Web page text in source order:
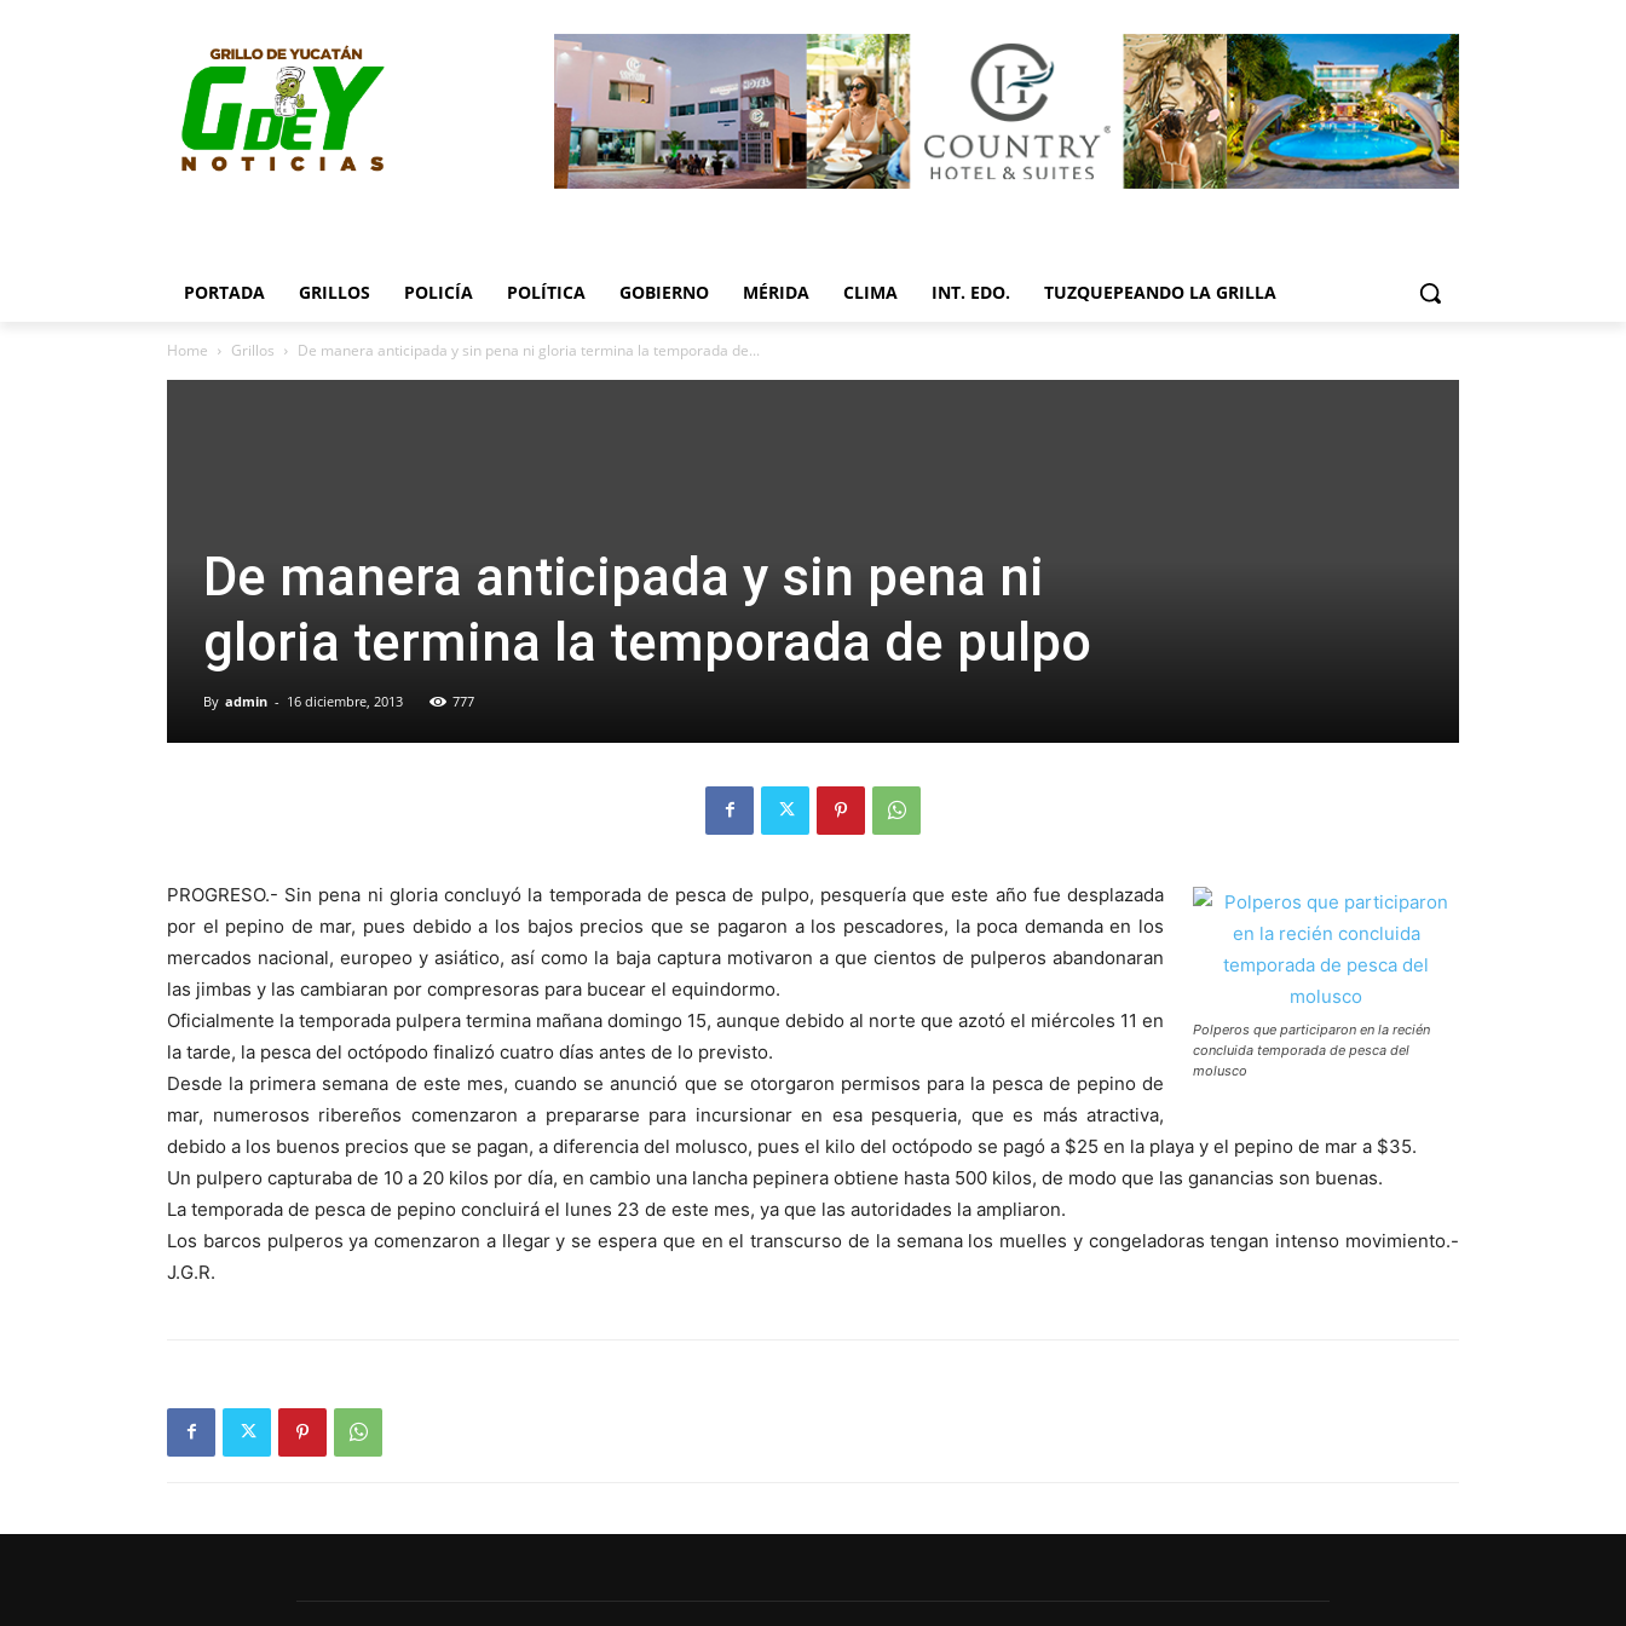
PORTADA GRILLOS POLICÍA POLÍTICA GOBIERNO MÉRIDA CLIMA INT. EDO. TUZQUEPEANDO LA GRILLA
Home Grillos De manera anticipada y sin pena ni gloria termina la temporada de...
De manera anticipada y sin pena ni
gloria termina la temporada de pulpo
By admin - 16 diciembre, 2013 777
Polperos que participaron en la recién
concluida temporada de pesca del
molusco
PROGRESO.- Sin pena ni gloria concluyó la temporada de pesca de pulpo, pesquería que este año fue desplazada
por el pepino de mar, pues debido a los bajos precios que se pagaron a los pescadores, la poca demanda en los
mercados nacional, europeo y asiático, así como la baja captura motivaron a que cientos de pulperos abandonaran
las jimbas y las cambiaran por compresoras para bucear el equindormo.
Oficialmente la temporada pulpera termina mañana domingo 15, aunque debido al norte que azotó el miércoles 11 en
la tarde, la pesca del octópodo finalizó cuatro días antes de lo previsto.
Desde la primera semana de este mes, cuando se anunció que se otorgaron permisos para la pesca de pepino de
mar, numerosos ribereños comenzaron a prepararse para incursionar en esa pesqueria, que es más atractiva,
debido a los buenos precios que se pagan, a diferencia del molusco, pues el kilo del octópodo se pagó a $25 en la playa y el pepino de mar a $35.
Un pulpero capturaba de 10 a 20 kilos por día, en cambio una lancha pepinera obtiene hasta 500 kilos, de modo que las ganancias son buenas.
La temporada de pesca de pepino concluirá el lunes 23 de este mes, ya que las autoridades la ampliaron.
Los barcos pulperos ya comenzaron a llegar y se espera que en el transcurso de la semana los muelles y congeladoras tengan intenso movimiento.-
J.G.R.